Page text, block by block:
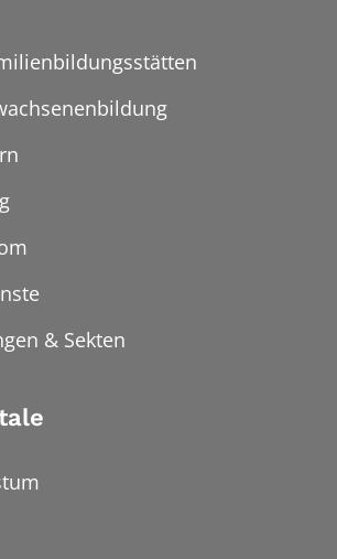
& Sekten